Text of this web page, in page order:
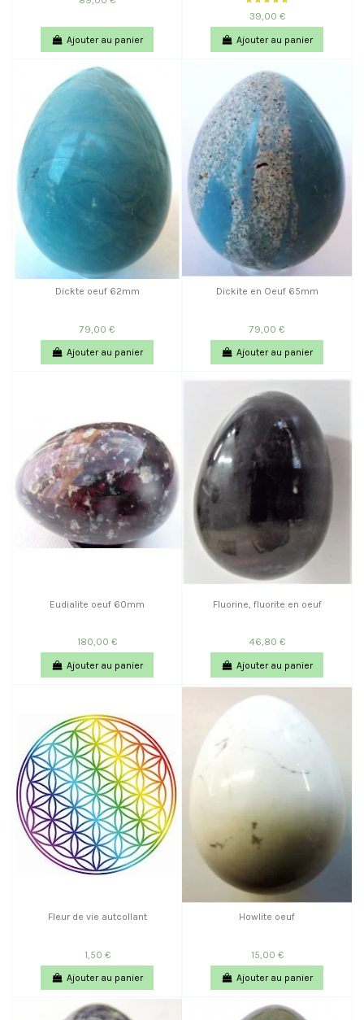
Ajouter au panier
39,00 €
Ajouter au panier
Dickte oeuf 62mm
79,00 €
Ajouter au panier
Dickite en Oeuf 65mm
79,00 €
Ajouter au panier
Eudialite oeuf 60mm
180,00 €
Ajouter au panier
Fluorine, fluorite en oeuf
46,80 €
Ajouter au panier
Fleur de vie autcollant
1,50 €
Ajouter au panier
Howlite oeuf
15,00 €
Ajouter au panier